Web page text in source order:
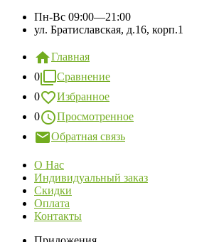
Пн-Вс 09:00—21:00
ул. Братиславская, д.16, корп.1
Главная
0
Сравнение
0
Избранное
0
Просмотренное
Обратная связь
О Нас
Индивидуальный заказ
Скидки
Оплата
Контакты